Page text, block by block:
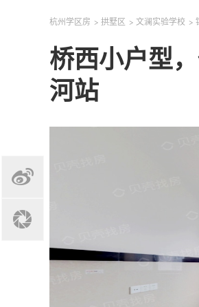
杭州学区房 > 拱墅区 > 文澜实验学校 >
桥西小户型
河站